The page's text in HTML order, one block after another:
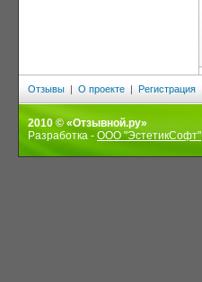
Отзывы | О проекте | Регистрация
2010 © «Отзывной.ру»
Разработка - ООО "ЭстетикСофт"